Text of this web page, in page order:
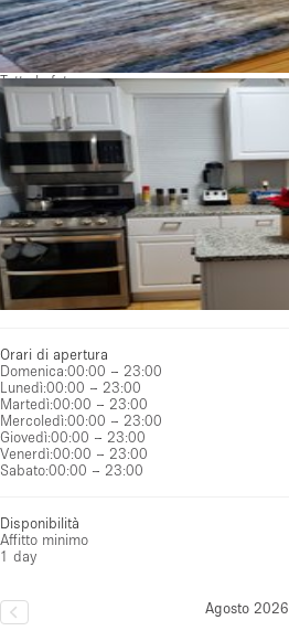
Tutte le foto
Orari di apertura
Domenica:00:00 – 23:00
Lunedì:00:00 – 23:00
Martedì:00:00 – 23:00
Mercoledì:00:00 – 23:00
Giovedì:00:00 – 23:00
Venerdì:00:00 – 23:00
Sabato:00:00 – 23:00
Disponibilità
Affitto minimo
1 day
Agosto 2026